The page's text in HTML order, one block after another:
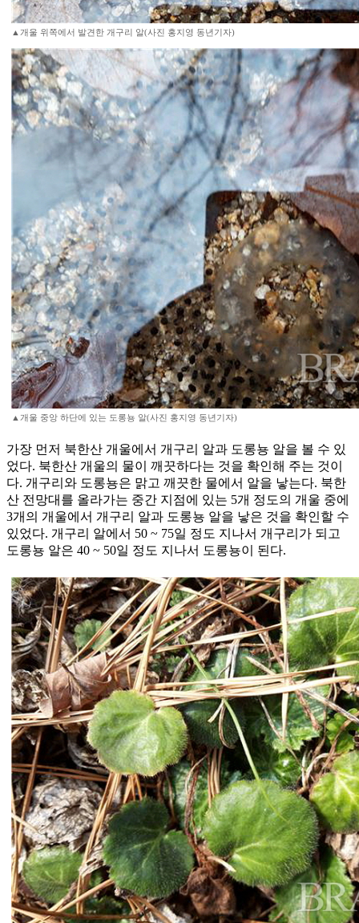
▲개울 위쪽에서 발견한 개구리 알(사진 홍지영 동년기자)
▲개울 중앙 하단에 있는 도롱뇽 알(사진 홍지영 동년기자)
가장 먼저 북한산 개울에서 개구리 알과 도롱뇽 알을 볼 수 있
었다. 북한산 개울의 물이 깨끗하다는 것을 확인해 주는 것이
다. 개구리와 도롱뇽은 맑고 깨끗한 물에서 알을 낳는다. 북한
산 전망대를 올라가는 중간 지점에 있는 5개 정도의 개울 중에
3개의 개울에서 개구리 알과 도롱뇽 알을 낳은 것을 확인할 수
있었다. 개구리 알에서 50 ~ 75일 정도 지나서 개구리가 되고
도롱뇽 알은 40 ~ 50일 정도 지나서 도롱뇽이 된다.